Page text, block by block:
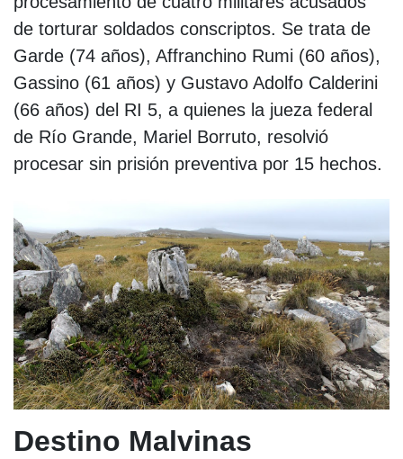
de torturar soldados conscriptos. Se trata de
Garde (74 años), Affranchino Rumi (60 años),
Gassino (61 años) y Gustavo Adolfo Calderini
(66 años) del RI 5, a quienes la jueza federal
de Río Grande, Mariel Borruto, resolvió
procesar sin prisión preventiva por 15 hechos.
Destino Malvinas